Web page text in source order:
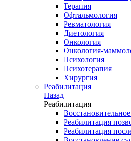
Терапия
Офтальмология
Ревматология
Диетология
Онкология
Онкология-
Психология
Психотерапия
Хирургия
Реабилитация
Назад
Реабилитация
Реабилитация
Реабилитация